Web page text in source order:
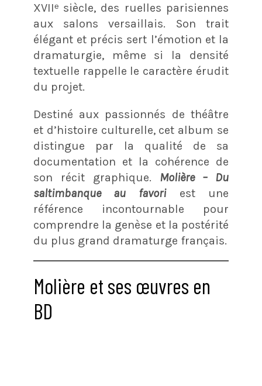
XVIIᵉ siècle, des ruelles parisiennes
aux salons versaillais. Son trait
élégant et précis sert l’émotion et la
dramaturgie, même si la densité
textuelle rappelle le caractère érudit
du projet.
Destiné aux passionnés de théâtre
et d’histoire culturelle, cet album se
distingue par la qualité de sa
documentation et la cohérence de
son récit graphique. Molière – Du
saltimbanque au favoriest une
référence incontournable pour
comprendre la genèse et la postérité
du plus grand dramaturge français.
Molière et ses œuvres en
BD